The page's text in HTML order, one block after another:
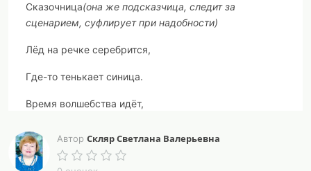
Сказочница(она же подсказчица, следит за
сценарием, суфлирует при надобности)
Лёд на речке серебрится,
Где-то тенькает синица.
Время волшебства идёт,
Скоро, скоро Новый год!
В это время ждут все чуда.
Автор Скляр Светлана Валерьевна